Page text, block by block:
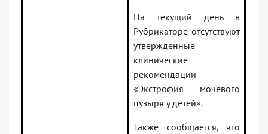
На текущий день в
Рубрикаторе отсутствуют
утвержденные
клинические
рекомендации
«Экстрофия мочевого
пузыря у детей».
Также сообщается, что